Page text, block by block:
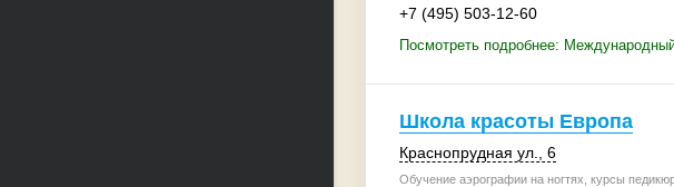
+7 (495) 503-12-60
Посмотреть подробнее:
Школа красоты Европа
Краснопрудная ул., 6
Обучение аэрографии на ногтях, курсы